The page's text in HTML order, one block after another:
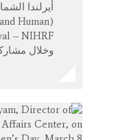
أيرلندا
Human
وخلال